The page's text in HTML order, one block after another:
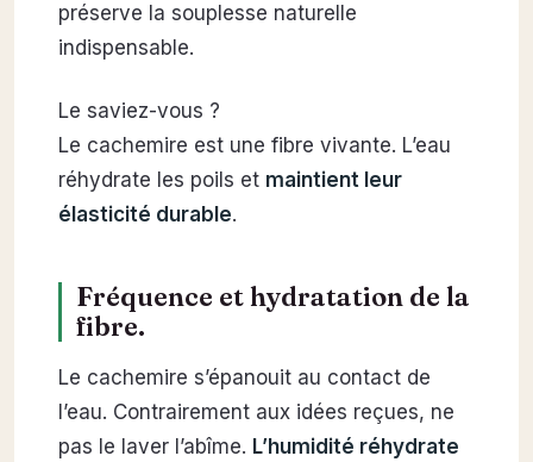
préserve la souplesse naturelle
indispensable.
Le saviez-vous ?
Le cachemire est une fibre vivante. L’eau
réhydrate les poils et maintient leur
élasticité durable.
Fréquence et hydratation de la
fibre.
Le cachemire s’épanouit au contact de
l’eau. Contrairement aux idées reçues, ne
pas le laver l’abîme. L’humidité réhydrate